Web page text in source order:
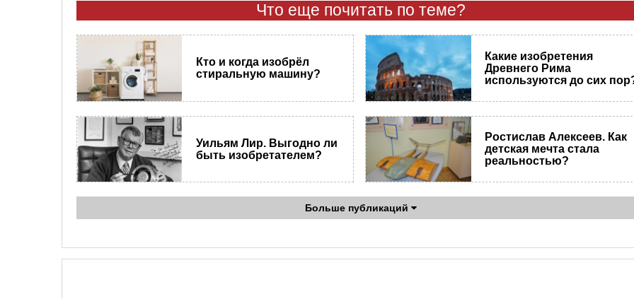
Что еще почитать по теме?
Кто и когда изобрёл
стиральную машину?
Какие изобретения
Древнего Рима
используются до сих
Уильям Лир. Выгодно ли
быть изобретателем?
Ростислав Алексеев. Как
детская мечта стала
реальностью?
Больше публикаций